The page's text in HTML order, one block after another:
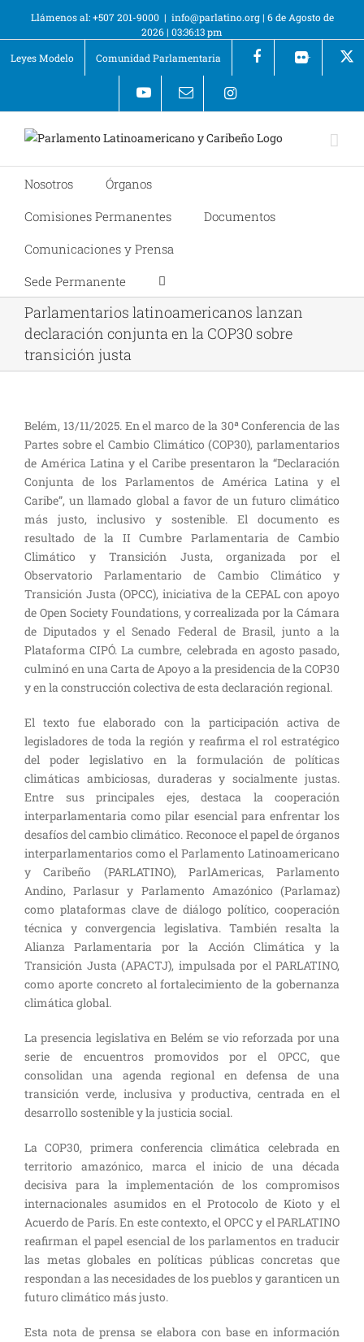
Llámenos al: +507 201-9000 | info@parlatino.org| 6 de Agosto de
2026| 03:36:13 pm
Leyes Modelo
Comunidad Parlamentaria +
Nosotros
Órganos
Comisiones Permanentes
Documentos
Comunicaciones y Prensa
Sede Permanente
Parlamentarios latinoamericanos lanzan
declaración conjunta en la COP30 sobre
transición justa
Belém, 13/11/2025. En el marco de la 30ª Conferencia de las
Partes sobre el Cambio Climático (COP30), parlamentarios
de América Latina y el Caribe presentaron la “Declaración
Conjunta de los Parlamentos de América Latina y el
Caribe”, un llamado global a favor de un futuro climático
más justo, inclusivo y sostenible. El documento es
resultado de la II Cumbre Parlamentaria de Cambio
Climático y Transición Justa, organizada por el
Observatorio Parlamentario de Cambio Climático y
Transición Justa (OPCC), iniciativa de la CEPAL con apoyo
de Open Society Foundations, y correalizada por la Cámara
de Diputados y el Senado Federal de Brasil, junto a la
Plataforma CIPÓ. La cumbre, celebrada en agosto pasado,
culminó en una Carta de Apoyo a la presidencia de la COP30
y en la construcción colectiva de esta declaración regional.
El texto fue elaborado con la participación activa de
legisladores de toda la región y reafirma el rol estratégico
del poder legislativo en la formulación de políticas
climáticas ambiciosas, duraderas y socialmente justas.
Entre sus principales ejes, destaca la cooperación
interparlamentaria como pilar esencial para enfrentar los
desafíos del cambio climático. Reconoce el papel de órganos
interparlamentarios como el Parlamento Latinoamericano
y Caribeño (PARLATINO), ParlAmericas, Parlamento
Andino, Parlasur y Parlamento Amazónico (Parlamaz)
como plataformas clave de diálogo político, cooperación
técnica y convergencia legislativa. También resalta la
Alianza Parlamentaria por la Acción Climática y la
Transición Justa (APACTJ), impulsada por el PARLATINO,
como aporte concreto al fortalecimiento de la gobernanza
climática global.
La presencia legislativa en Belém se vio reforzada por una
serie de encuentros promovidos por el OPCC, que
consolidan una agenda regional en defensa de una
transición verde, inclusiva y productiva, centrada en el
desarrollo sostenible y la justicia social.
La COP30, primera conferencia climática celebrada en
territorio amazónico, marca el inicio de una década
decisiva para la implementación de los compromisos
internacionales asumidos en el Protocolo de Kioto y el
Acuerdo de París. En este contexto, el OPCC y el PARLATINO
reafirman el papel esencial de los parlamentos en traducir
las metas globales en políticas públicas concretas que
respondan a las necesidades de los pueblos y garanticen un
futuro climático más justo.
Esta nota de prensa se elabora con base en información